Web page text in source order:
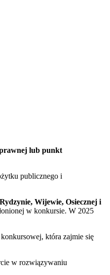
lub punkt
publicznego i
Wijewie, Osiecznej i
w konkursie. W 2025
która zajmie się
w rozwiązywaniu